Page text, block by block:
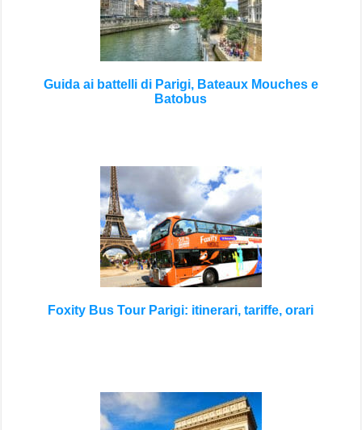
Guida ai battelli di Parigi, Bateaux Mouches e
Batobus
Foxity Bus Tour Parigi: itinerari, tariffe, orari